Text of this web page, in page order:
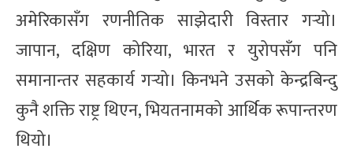
अमेरिकासँग रणनीतिक साझेदारी विस्तार गर्‍यो।
जापान, दक्षिण कोरिया, भारत र युरोपसँग पनि
समानान्तर सहकार्य गर्‍यो। किनभने उसको केन्द्रबिन्दु
कुनै शक्ति राष्ट्र थिएन, भियतनामको आर्थिक रूपान्तरण
थियो।